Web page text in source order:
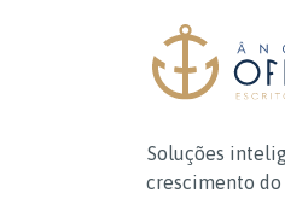
Soluções
crescimento do